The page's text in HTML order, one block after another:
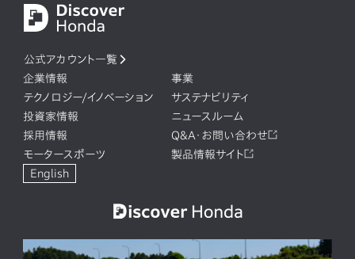
公式アカウント一覧
企業情報
事業
テクノロジー/イノベーション
サステナビリティ
投資家情報
ニュースルーム
採用情報
Q&A・お問い合わせ
モータースポーツ
製品情報サイト
English